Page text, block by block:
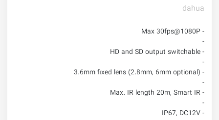
dahua
- Max 30fps@1080P
-
- HD and SD output switchable
-
- 3.6mm fixed lens (2.8mm, 6mm optional)
-
- Max. IR length 20m, Smart IR
-
- IP67, DC12V